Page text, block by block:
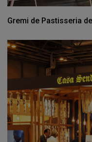
Gremi de Pastisseria